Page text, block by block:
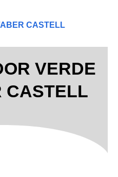
CASTELL
VERDE
CASTELL